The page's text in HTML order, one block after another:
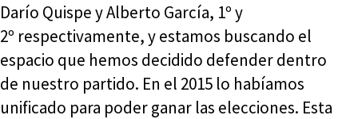
Darío Quispe y Alberto García, 1º y
2º respectivamente, y estamos buscando el
espacio que hemos decidido defender dentro
de nuestro partido. En el 2015 lo habíamos
unificado para poder ganar las elecciones. Esta